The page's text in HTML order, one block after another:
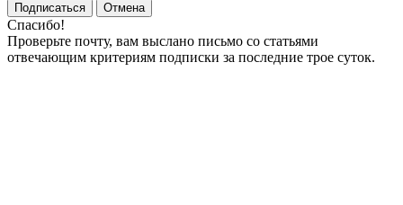
Подписаться
Отмена
Спасибо!
Проверьте почту, вам выслано письмо со статьями
отвечающим критериям подписки за последние трое суток.